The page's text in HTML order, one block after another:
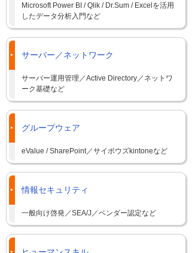
Microsoft Power BI / Qlik / Dr.Sum / Excelを活用
したデータ分析入門など
サーバー／ネットワーク
サーバー運用管理／Active Directory／ネットワ
ーク基礎など
グループウェア
eValue / SharePoint／サイボウズkintoneなど
情報セキュリティ
一般向け啓発／SEA/J／ベンダー認定など